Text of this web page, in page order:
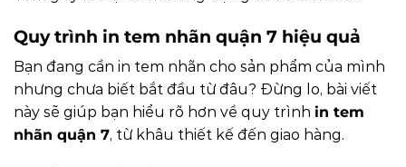
Quy trình in tem nhãn quận 7 hiệu quả
Bạn đang cần in tem nhãn cho sản phẩm của mình
nhưng chưa biết bắt đầu từ đâu? Đừng lo, bài viết
này sẽ giúp bạn hiểu rõ hơn về quy trình in tem
nhãn quận 7, từ khâu thiết kế đến giao hàng.